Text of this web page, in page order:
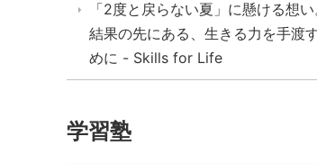
「2度と戻らない夏」に懸ける想い
結果の先にある、生きる力を手渡
めに - Skills for Life
学習塾